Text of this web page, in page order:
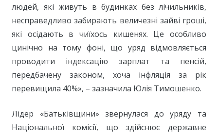
людей, які живуть в будинках без лічильників,
несправедливо забирають величезні зайві гроші,
які осідають в чиїхось кишенях. Це особливо
цинічно на тому фоні, що уряд відмовляється
проводити індексацію зарплат та пенсій,
передбачену законом, хоча інфляція за рік
перевищила 40%», – зазначила Юлія Тимошенко.
Лідер «Батьківщини» звернулася до уряду та
Національної комісії, що здійснює державне